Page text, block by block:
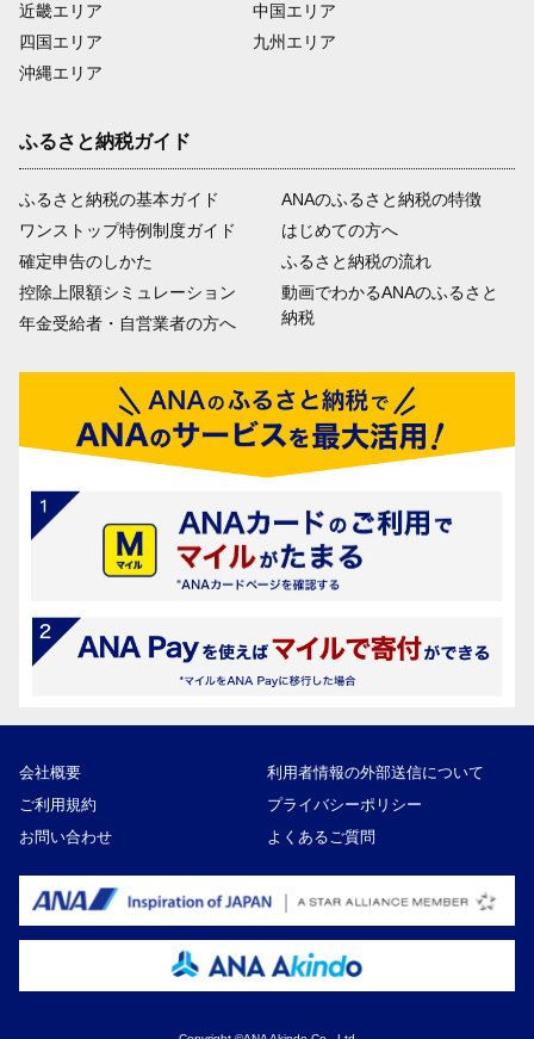
近畿エリア
四国エリア
沖縄エリア
中国エリア
九州エリア
ふるさと納税ガイド
ふるさと納税の基本ガイド
ワンストップ特例制度ガイド
確定申告のしかた
控除上限額シミュレーション
年金受給者・自営業者の方へ
ANAのふるさと納税の特徴
はじめての方へ
ふるさと納税の流れ
動画でわかるANAのふるさと
納税
会社概要
利用者情報の外部送信について
ご利用規約
プライバシーポリシー
お問い合わせ
よくあるご質問